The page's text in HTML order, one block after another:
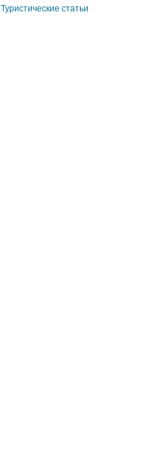
Туристические статьи